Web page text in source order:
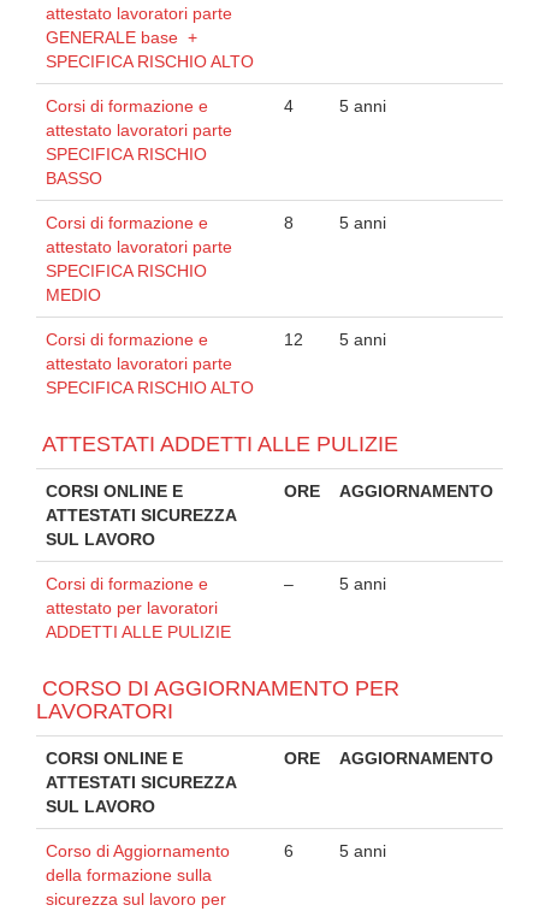
attestato lavoratori parte
GENERALE base +
SPECIFICA RISCHIO ALTO
Corsi di formazione e
attestato lavoratori parte
SPECIFICA RISCHIO
BASSO
4 5 anni
Corsi di formazione e
attestato lavoratori parte
SPECIFICA RISCHIO
MEDIO
8 5 anni
Corsi di formazione e
attestato lavoratori parte
SPECIFICA RISCHIO ALTO
12 5 anni
ATTESTATI ADDETTI ALLE PULIZIE
CORSI ONLINE E
ATTESTATI SICUREZZA
SUL LAVORO
ORE AGGIORNAMENTO
Corsi di formazione e
attestato per lavoratori
ADDETTI ALLE PULIZIE
– 5 anni
CORSO DI AGGIORNAMENTO PER
LAVORATORI
CORSI ONLINE E
ATTESTATI SICUREZZA
SUL LAVORO
ORE AGGIORNAMENTO
Corso di Aggiornamento
della formazione sulla
sicurezza sul lavoro per
6 5 anni